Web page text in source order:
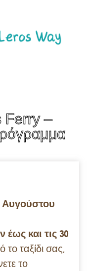
Ferry –
Αυγούστου
και τις 30
το ταξίδι σας,
το